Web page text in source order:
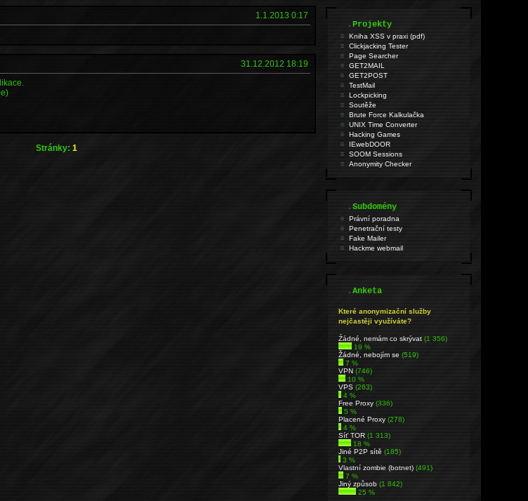
1.1.2013 0:17
31.12.2012 18:19
Stránky: 1
.Projekty
Kniha XSS v praxi (pdf)
Clickjacking Tester
Page Searcher
GET2MAIL
GET2POST
TestMail
Lockpicking
Soutěže
Brute Force Kalkulačka
UNIX Time Converter
Hacking Games
IEwebDOOR
SOOM Sessions
Anonymity Checker
.Subdomény
Právní poradna
Penetrační testy
Fake Mailer
Hackme webmail
.Anketa
Které anonymizační služby
nejčastěji využíváte?
Źádné, nemám co skrývat(1 356)
19 %
Žádné, nebojím se(519)
7 %
VPN(746)
10 %
VPS(263)
4 %
Free Proxy(336)
5 %
Placené Proxy(278)
4 %
Síť TOR(1 313)
18 %
Jiné P2P sítě(185)
3 %
Vlastní zombie (botnet)(491)
7 %
Jiný způsob(1 842)
25 %